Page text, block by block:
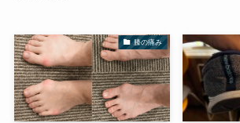
膝の痛み